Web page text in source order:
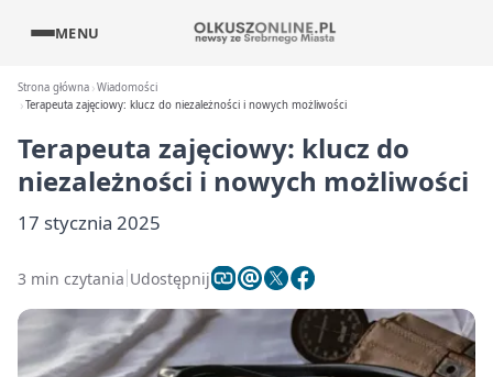
MENU
Strona główna Wiadomości
Terapeuta zajęciowy: klucz do niezależności i nowych możliwości
Terapeuta zajęciowy: klucz do
niezależności i nowych możliwości
17 stycznia 2025
3 min czytania Udostępnij